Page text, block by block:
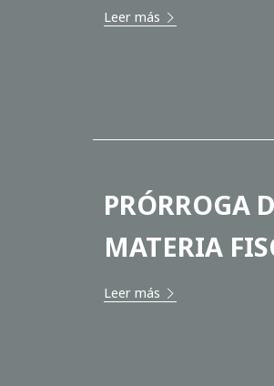
Leer más
PRÓRROGA
MATERIA
Leer más